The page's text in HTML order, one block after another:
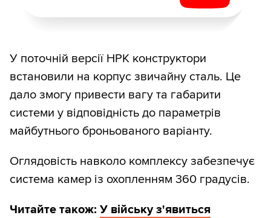
У поточній версії НРК конструктори
встановили на корпус звичайну сталь. Це
дало змогу привести вагу та габарити
системи у відповідність до параметрів
майбутнього броньованого варіанту.
Оглядовість навколо комплексу забезпечує
система камер із охопленням 360 градусів.
Читайте також: У війську з'явиться